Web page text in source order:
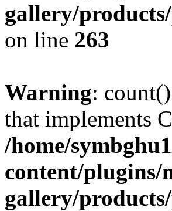
gallery/
on line 263
Warning:
that implements
/home/
content/plugins/
gallery/